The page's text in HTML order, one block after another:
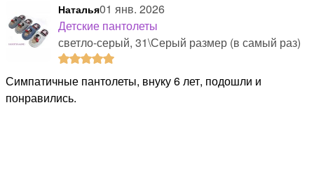
Наталья01 янв. 2026
Детские пантолеты
светло-серый, 31\Серый размер (в самый раз)
Симпатичные пантолеты, внуку 6 лет, подошли и
понравились.